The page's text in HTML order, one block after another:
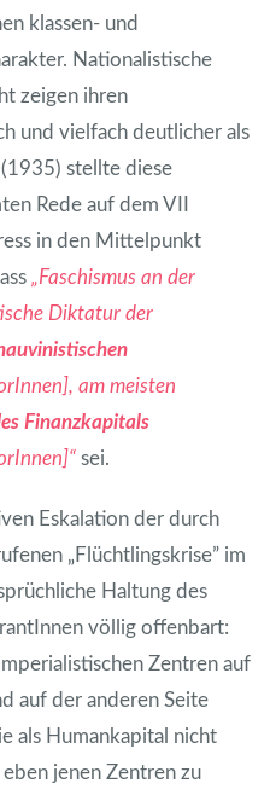
klassen- und
Nationalistische
zeigen ihren
und vielfach deutlicher als
stellte diese
Rede auf dem VII
in den Mittelpunkt
„Faschismus an der
Diktatur der
am meisten
Finanzkapitals
sei.
Eskalation der durch
„Flüchtlingskrise” im
Haltung des
völlig offenbart:
Zentren auf
auf der anderen Seite
als Humankapital nicht
jenen Zentren zu